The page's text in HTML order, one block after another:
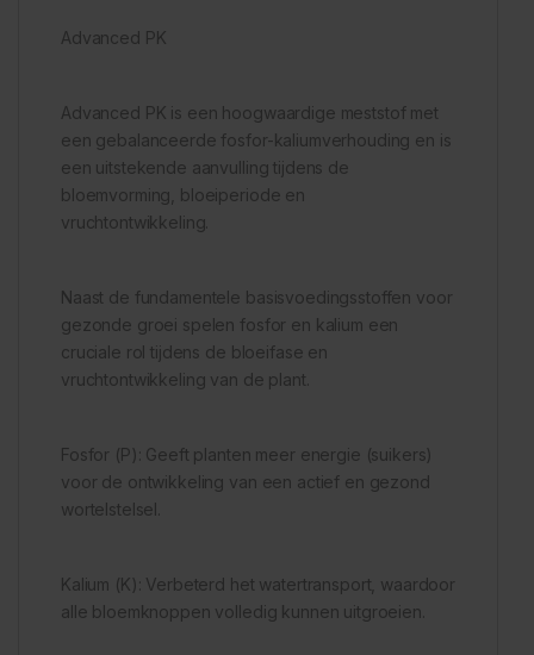
Advanced PK
Advanced PK is een hoogwaardige meststof met
een gebalanceerde fosfor-kaliumverhouding en is
een uitstekende aanvulling tijdens de
bloemvorming, bloeiperiode en
vruchtontwikkeling.
Naast de fundamentele basisvoedingsstoffen voor
gezonde groei spelen fosfor en kalium een
cruciale rol tijdens de bloeifase en
vruchtontwikkeling van de plant.
Fosfor (P): Geeft planten meer energie (suikers)
voor de ontwikkeling van een actief en gezond
wortelstelsel.
Kalium (K): Verbeterd het watertransport, waardoor
alle bloemknoppen volledig kunnen uitgroeien.